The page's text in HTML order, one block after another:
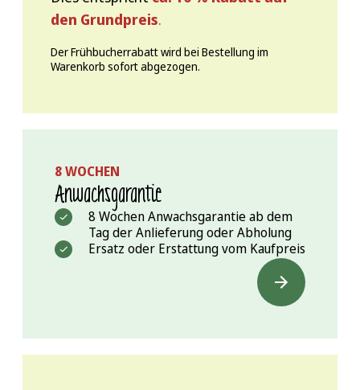
den Grundpreis.
Der Frühbucherrabatt wird bei Bestellung im
Warenkorb sofort abgezogen.
8 WOCHEN
Anwachs­garantie
8 Wochen Anwachsgarantie ab dem
Tag der Anlieferung oder Abholung
Ersatz oder Erstattung vom Kaufpreis